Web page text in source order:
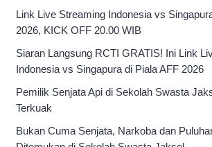
Link Live Streaming Indonesia vs
2026, KICK OFF 20.00 WIB
Siaran Langsung RCTI GRATIS! Ini Link
Indonesia vs Singapura di Piala AFF 2026
Pemilik Senjata Api di Sekolah Swasta
Terkuak
Bukan Cuma Senjata, Narkoba dan